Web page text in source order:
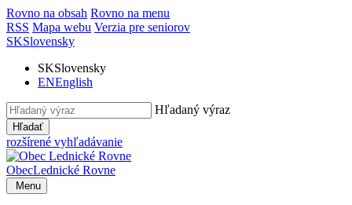
Rovno na obsah Rovno na menu
RSS Mapa webu Verzia pre seniorov
SKSlovensky
SKSlovensky
ENEnglish
Hľadaný výraz
Hľadať
rozšírené vyhľadávanie
ObecLednické Rovne
Menu